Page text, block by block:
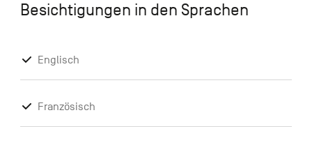
Besichtigungen in den Sprachen
Englisch
Französisch